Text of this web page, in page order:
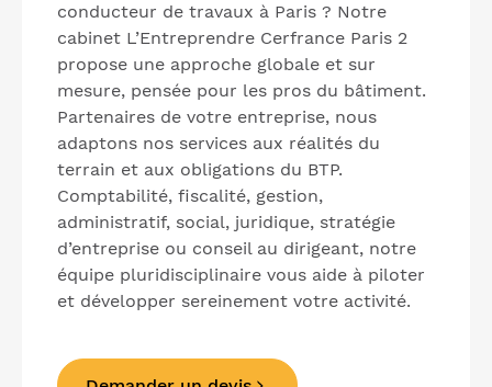
conducteur de travaux à Paris ? Notre
cabinet L’Entreprendre Cerfrance Paris 2
propose une approche globale et sur
mesure, pensée pour les pros du bâtiment.
Partenaires de votre entreprise, nous
adaptons nos services aux réalités du
terrain et aux obligations du BTP.
Comptabilité, fiscalité, gestion,
administratif, social, juridique, stratégie
d’entreprise ou conseil au dirigeant, notre
équipe pluridisciplinaire vous aide à piloter
et développer sereinement votre activité.